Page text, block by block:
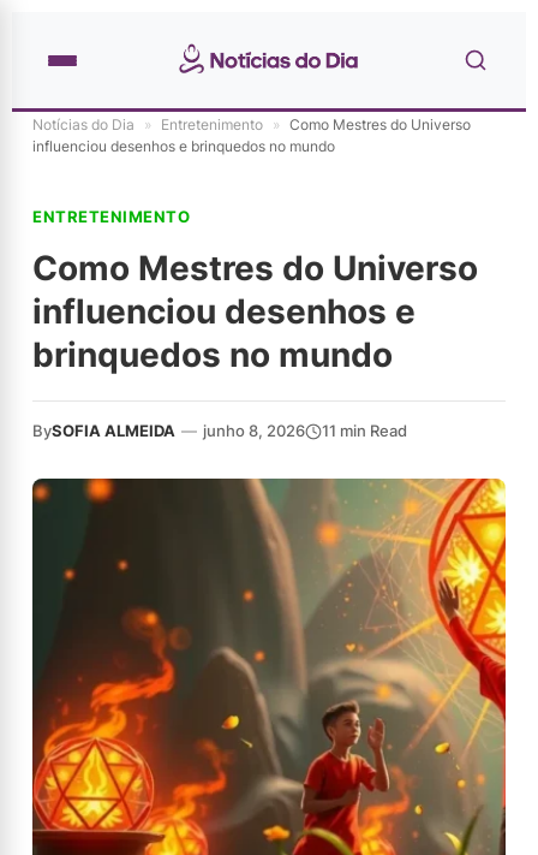
Notícias do Dia » Entretenimento » Como Mestres do Universo
influenciou desenhos e brinquedos no mundo
ENTRETENIMENTO
Como Mestres do Universo
influenciou desenhos e
brinquedos no mundo
BySOFIA ALMEIDA — junho 8, 2026 11 min Read